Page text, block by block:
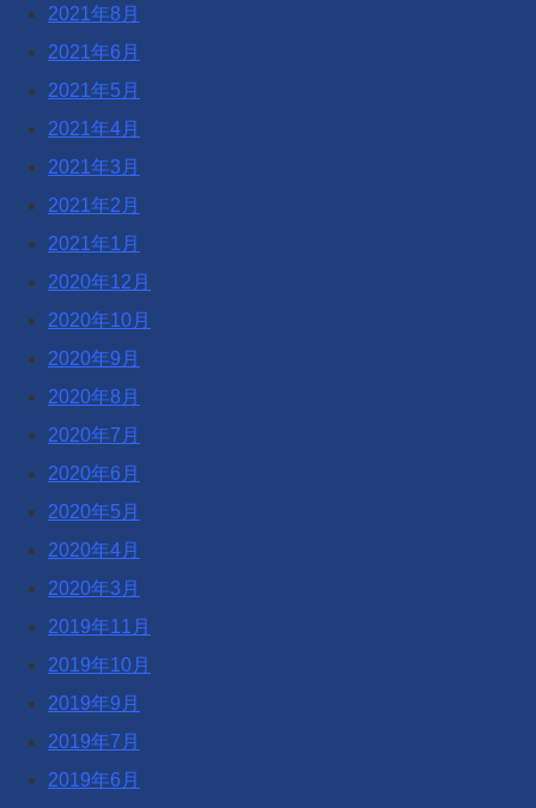
2021年8月
2021年6月
2021年5月
2021年4月
2021年3月
2021年2月
2021年1月
2020年12月
2020年10月
2020年9月
2020年8月
2020年7月
2020年6月
2020年5月
2020年4月
2020年3月
2019年11月
2019年10月
2019年9月
2019年7月
2019年6月